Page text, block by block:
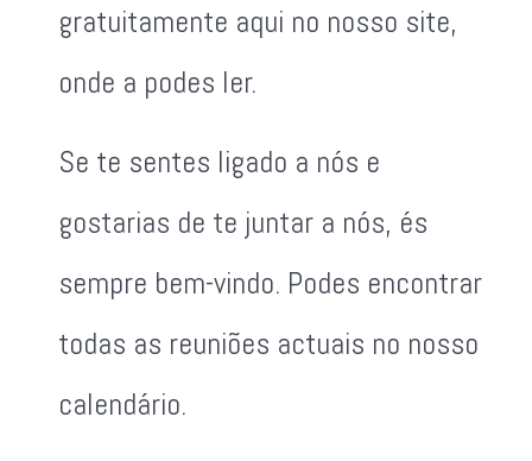
gratuitamente aqui no nosso site,
onde a podes ler.
Se te sentes ligado a nós e
gostarias de te juntar a nós, és
sempre bem-vindo. Podes encontrar
todas as reuniões actuais no nosso
calendário.